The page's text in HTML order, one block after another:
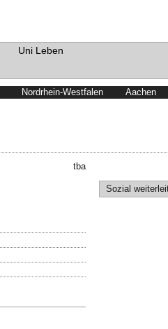
Uni Leben
Nordrhein-Westfalen Aachen
tba
Sozial